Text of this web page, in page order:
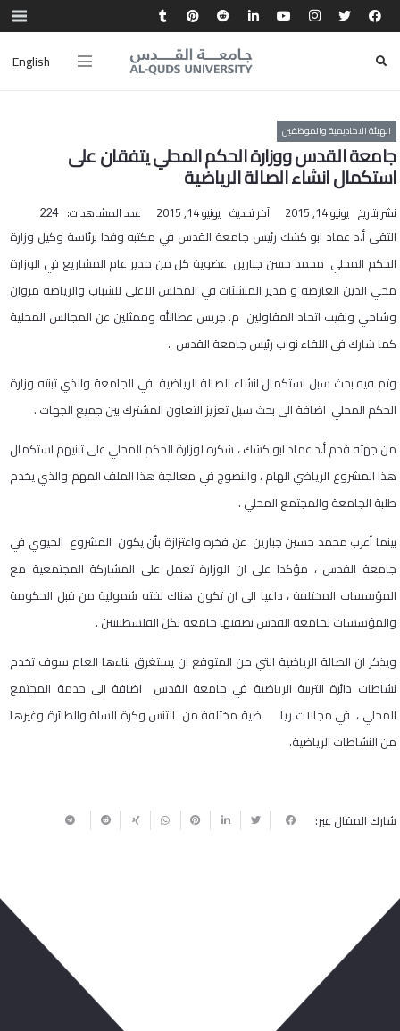
English
الهيئة الاكاديمية والموظفين
جامعة القدس ووزارة الحكم المحلي يتفقان على
استكمال انشاء الصالة الرياضية
نشر بتاريخ يونيو 14, 2015 آخر تحديث يونيو 14, 2015 عدد المشاهدات: 224
​التقى أ.د عماد ابو كشك رئيس جامعة القدس في مكتبه وفدا برئاسة وكيل وزارة
الحكم المحلي محمد حسن جبارين عضوية كل من مدير عام المشاريع في الوزارة
محي الدين العارضه و مدير المنشئات في المجلس الاعلى للشباب والرياضة مروان
وشاحي ونقيب اتحاد المقاولين م. جريس عطاالله وممثلين عن المجالس المحلية
كما شارك في اللقاء نواب رئيس جامعة القدس .
وتم فيه بحث سبل استكمال انشاء الصالة الرياضية في الجامعة والذي تبنته وزارة
الحكم المحلي اضافة الى بحث سبل تعزيز التعاون المشترك بين جميع الجهات .
من جهته قدم أ.د عماد ابو كشك ، شكره لوزارة الحكم المحلي على تبنيهم استكمال
هذا المشروع الرياضي الهام ، والنضوج في معالجة هذا الملف المهم والذي يخدم
طلبة الجامعة والمجتمع المحلي .
بينما أعرب محمد حسين جبارين عن فخره واعتزازة بأن يكون المشروع الحيوي في
جامعة القدس ، مؤكدا على ان الوزارة تعمل على المشاركة المجتمعية مع
المؤسسات المختلفة ، داعيا الى ان تكون هناك لفته شمولية من قبل الحكومة
والمؤسسات لجامعة القدس بصفتها جامعة لكل الفلسطينيين .
ويذكر ان الصالة الرياضية التي من المتوقع ان يستغرق بناءها العام سوف تخدم
نشاطات دائرة التربية الرياضية في جامعة القدس اضافة الى خدمة المجتمع
المحلي ، في مجالات ريا ضية مختلفة من التنس وكرة السلة والطائرة وغيرها
من النشاطات الرياضية.
شارك المقال عبر: